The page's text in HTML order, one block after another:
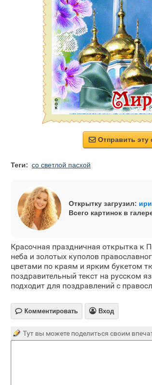
 Отправить эту
Теги: со светлой пасхой
Открытку загрузил:
Всего картинок в
Красочная праздничная открытка к
неба и золотых куполов
цветами по краям и ярким букетом
поздравительный текст на русском
подходит для поздравлений с
 Комментировать  Вход
Тут вы можете поделиться своим